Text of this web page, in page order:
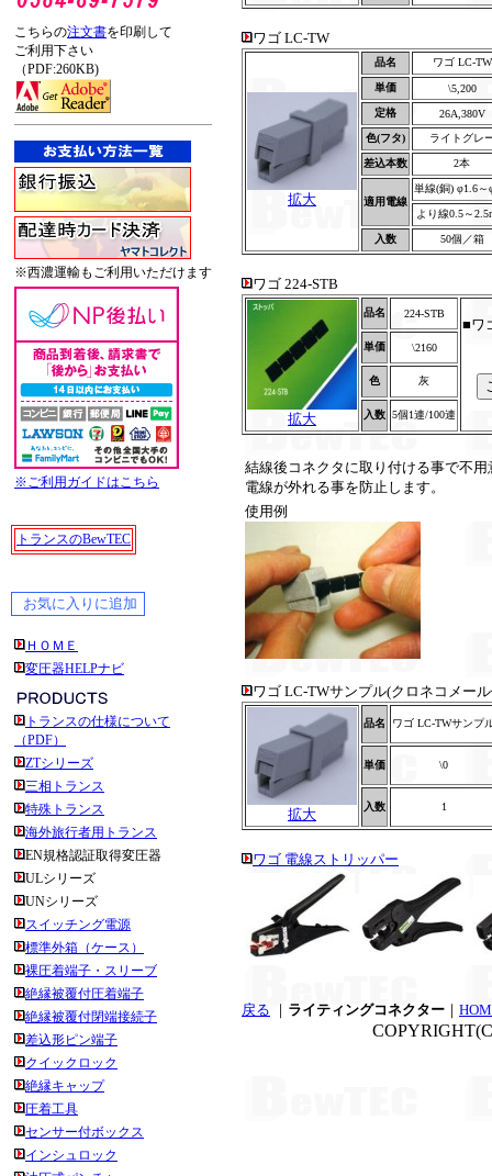
ワゴ LC-TW
拡大
品名 ワゴ LC-TW
単価
\5,200
定格
26A,380V
色(フタ)
ライトグレ
差込本数 2本
適用電線
単線(銅) φ1.6～
より線0.5～
入数 50個／箱
ワゴ 224-STB
拡大
品名 224-STB
■ワ
単価 \2160
色 灰
入数 5個1連/100連
結線後コネクタに取り付ける事で不用
電線が外れる事を防止します。
使用例
ワゴ LC-TWサンプル(クロネコメー
拡大
品名 ワゴ LC-TWサンプ
単価 \0
入数 1
ワゴ 電線ストリッパー
戻る ｜ ライティングコネクター ｜
こちらの注文書を印刷して
ご利用下さい
（PDF:260KB)
※西濃運輸もご利用いただけます
※ご利用ガイドはこちら
トランスのBewTEC
ＨＯＭＥ
変圧器HELPナビ
トランスの仕様について
（PDF）
ZTシリーズ
三相トランス
特殊トランス
海外旅行者用トランス
EN規格認証取得変圧器
ULシリーズ
UNシリーズ
スイッチング電源
標準外箱（ケース）
裸圧着端子・スリーブ
絶縁被覆付圧着端子
絶縁被覆付閉端接続子
差込形ピン端子
クイックロック
絶縁キャップ
圧着工具
センサー付ボックス
インシュロック